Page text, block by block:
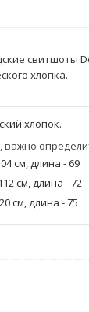
свитшоты
хлопка.
хлопок.
см, длина - 69
см, длина - 72
см, длина - 75